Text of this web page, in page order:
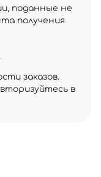
поданные не
получения
заказов.
в